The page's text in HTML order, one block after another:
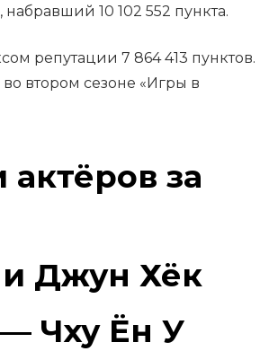
10 102 552 пункта.
репутации 7 864 413 пунктов.
втором сезоне «Игры в
за
Джун Хёк
Чху Ён У